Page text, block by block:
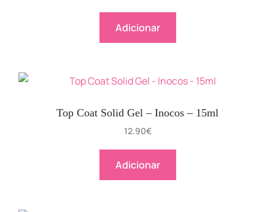
Adicionar
Top Coat Solid Gel – Inocos – 15ml
12.90€
Adicionar